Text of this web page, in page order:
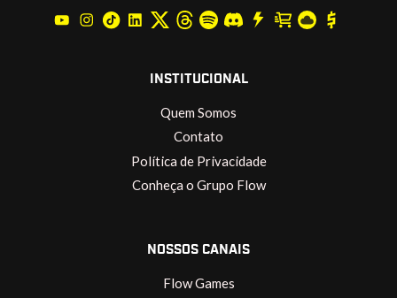
INSTITUCIONAL
Quem Somos
Contato
Política de Privacidade
Conheça o Grupo Flow
NOSSOS CANAIS
Flow Games